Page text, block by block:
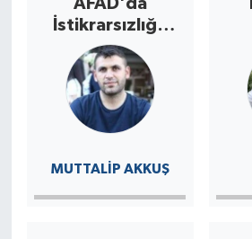
İstikrarsızlığa
Son Verin,
Kurumlar
Yapboz Tahtası
Değildir!
MUTTALİP AKKUŞ
Tüm Manşetler
Son Dakika Haberleri
Haber Arşivi